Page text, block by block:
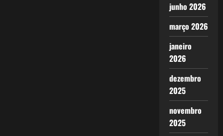
junho 2026
março 2026
janeiro
2026
dezembro
2025
novembro
2025